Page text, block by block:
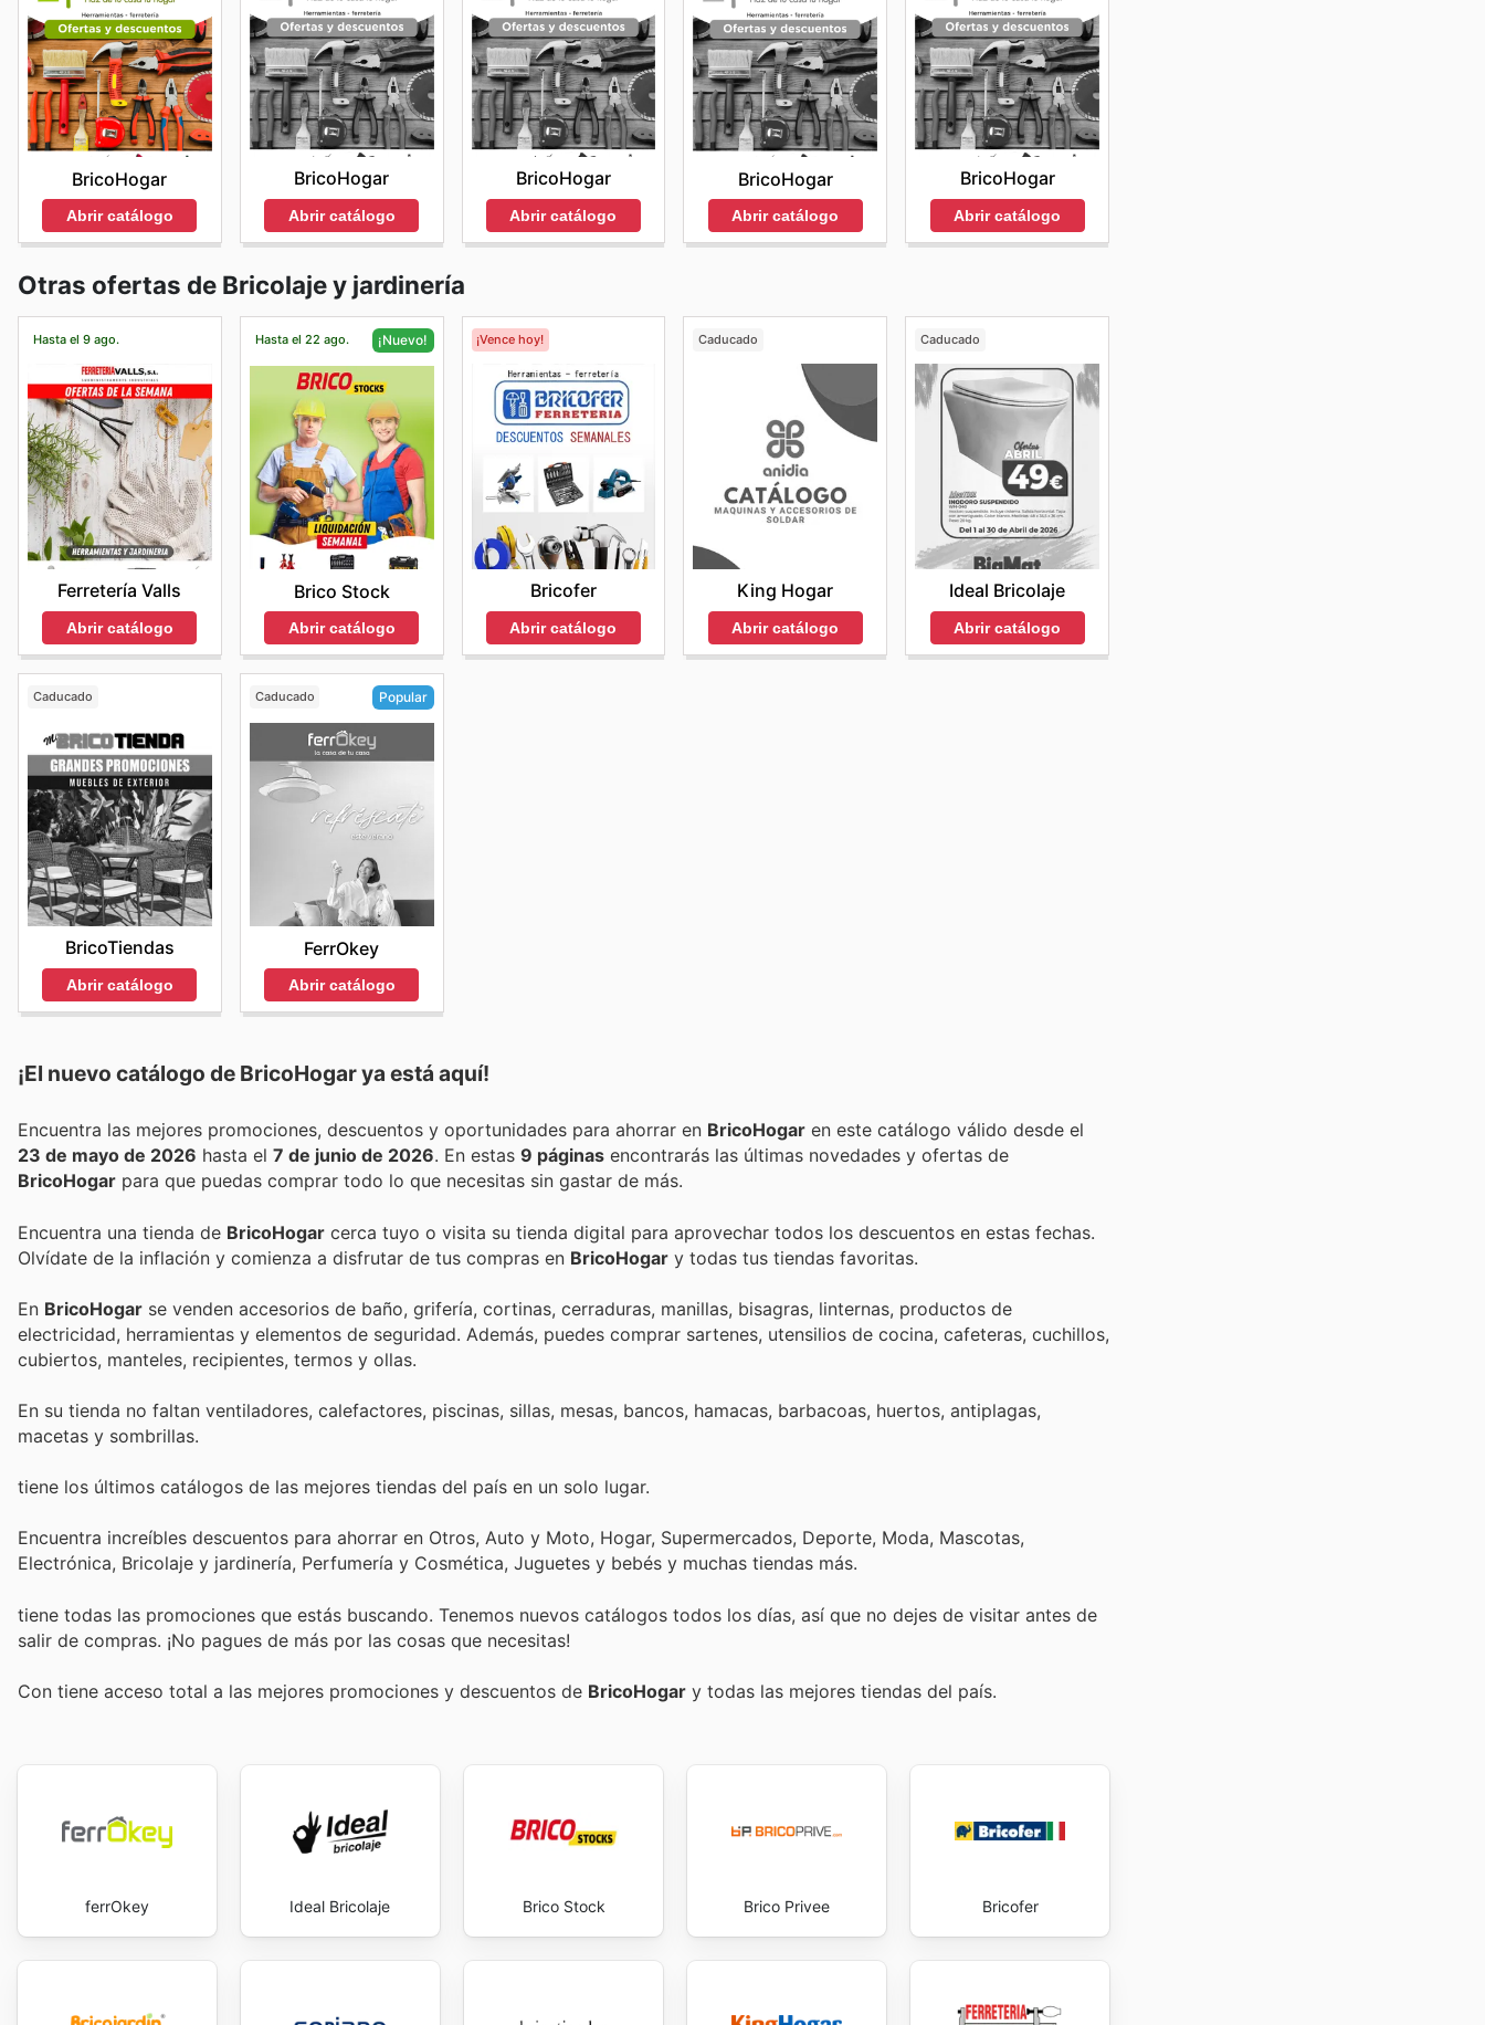
BricoHogar
Abrir catálogo
BricoHogar
Abrir catálogo
BricoHogar
Abrir catálogo
BricoHogar
Abrir catálogo
BricoHogar
Abrir catálogo
Otras ofertas de Bricolaje y jardinería
Hasta el 9 ago.
Ferretería Valls
Abrir catálogo
Hasta el 22 ago. ¡Nuevo!
Brico Stock
Abrir catálogo
¡Vence hoy!
Bricofer
Abrir catálogo
Caducado
King Hogar
Abrir catálogo
Caducado
Ideal Bricolaje
Abrir catálogo
Caducado
BricoTiendas
Abrir catálogo
Caducado Popular
FerrOkey
Abrir catálogo
¡El nuevo catálogo de BricoHogarya está aquí!
Encuentra las mejores promociones, descuentos y oportunidades para ahorrar en BricoHogar en este catálogo válido desde el
23 de mayo de 2026 hasta el 7 de junio de 2026 . En estas 9 páginas encontrarás las últimas novedades y ofertas de
BricoHogar para que puedas comprar todo lo que necesitas sin gastar de más.
Encuentra una tienda de BricoHogar cerca tuyo o visita su tienda digital para aprovechar todos los descuentos en estas fechas.
Olvídate de la inflación y comienza a disfrutar de tus compras en BricoHogar y todas tus tiendas favoritas.
En BricoHogar se venden accesorios de baño, grifería, cortinas, cerraduras, manillas, bisagras, linternas, productos de
electricidad, herramientas y elementos de seguridad. Además, puedes comprar sartenes, utensilios de cocina, cafeteras, cuchillos,
cubiertos, manteles, recipientes, termos y ollas.
En su tienda no faltan ventiladores, calefactores, piscinas, sillas, mesas, bancos, hamacas, barbacoas, huertos, antiplagas,
macetas y sombrillas.
tiene los últimos catálogos de las mejores tiendas del país en un solo lugar.
Encuentra increíbles descuentos para ahorrar en Otros, Auto y Moto, Hogar, Supermercados, Deporte, Moda, Mascotas,
Electrónica, Bricolaje y jardinería, Perfumería y Cosmética, Juguetes y bebés y muchas tiendas más.
tiene todas las promociones que estás buscando. Tenemos nuevos catálogos todos los días, así que no dejes de visitar antes de
salir de compras. ¡No pagues de más por las cosas que necesitas!
Con tiene acceso total a las mejores promociones y descuentos de BricoHogar y todas las mejores tiendas del país.
ferrOkey Ideal Bricolaje Brico Stock Brico Privee Bricofer